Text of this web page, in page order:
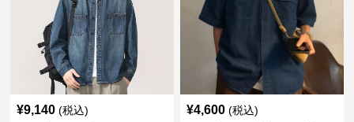
¥9,140 (税込) ¥4,600 (税込)